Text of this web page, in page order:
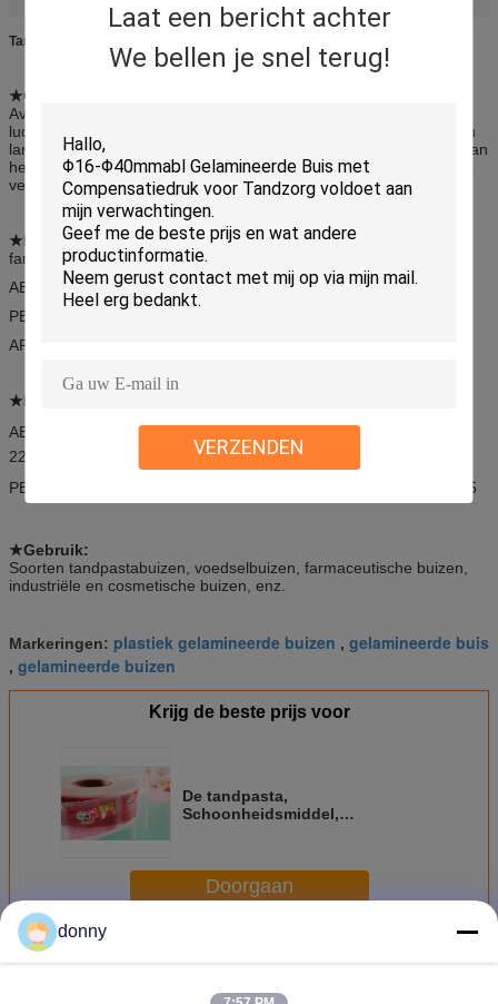
Laat een bericht achter
We bellen je snel terug!
VERZENDEN
Tandpasta, cosmetica, farmaceutische kleurprinting, gelamineerd web
★Gebeurtenis:
Avirulentie, hygiëne, sluiting luchtdicht, uitstekende barrière van
lucht, water en geur, gemakkelijk te persen, gesteriliseerd met een
lange houdbaarheid, fijne schaduw, fijne barstbestandheid, glad aan
het oppervlak, rijke kleur,gemakkelijke overdracht, voldoen aan de
verschillende eisen van de industrie.
★Materieel:Laminated Web voor tandpasta, cosmetica,
farmaceutische en andere velden.
ABL·aluminium als barrière
PBL­EVOH als barrière
APT·Alle gelamineerde kunststof
★Dikte en breedte
ABL normaal gesproken hebben diktes
220u/AL12;250/AL12;275/AL12;258/AL20;275/AL20
PBL normaal gesproken 275u/EVOH15;300/EVOH15;350/EVOH15
★Gebruik:
Soorten tandpastabuizen, voedselbuizen, farmaceutische buizen,
industriële en cosmetische buizen, enz.
Markeringen: plastiek gelamineerde buizen , gelamineerde buis
, gelamineerde buizen
Krijg de beste prijs voor
De tandpasta,
Schoonheidsmiddel,
Doorgaan
Meer Gelamineerd Web
donny